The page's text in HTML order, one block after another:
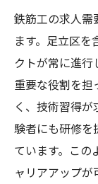
鉄筋工の求人需
ます。足立区
クトが常に進
重要な役割を担
く、技術習得
験者にも研修を
ています。こ
ャリアアップ